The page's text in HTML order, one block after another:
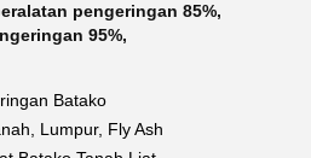
pengeringan 85%,
95%,
Batako
Lumpur, Fly Ash